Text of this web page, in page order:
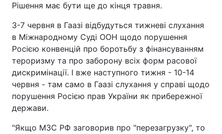
Рішення має бути ще до кінця травня.
3-7 червня в Гаазі відбудуться тижневі слухання
в Міжнародному Суді ООН щодо порушення
Росією конвенцій про боротьбу з фінансуванням
тероризму та про заборону всіх форм расової
дискримінації. І вже наступного тижня - 10-14
червня - там само в Гаазі слухання у справі щодо
порушення Росією прав України як прибережної
держави.
"Якщо МЗС РФ заговорив про "перезагрузку", то